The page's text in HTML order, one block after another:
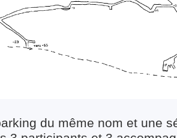
du même nom et une